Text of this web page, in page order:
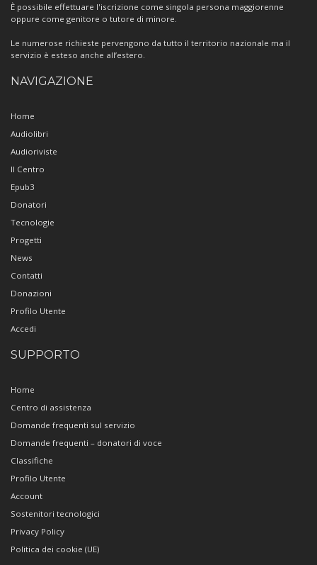
È possibile effettuare l'iscrizione come singola persona maggiorenne
oppure come genitore o tutore di minore.
Le numerose richieste pervengono da tutto il territorio nazionale ma il
servizio è esteso anche all’estero.
NAVIGAZIONE
Home
Audiolibri
Audioriviste
Il Centro
Epub3
Donatori
Tecnologie
Progetti
News
Contatti
Donazioni
Profilo Utente
Accedi
SUPPORTO
Home
Centro di assistenza
Domande frequenti sul servizio
Domande frequenti – donatori di voce
Classifiche
Profilo Utente
Account
Sostenitori tecnologici
Privacy Policy
Politica dei cookie (UE)